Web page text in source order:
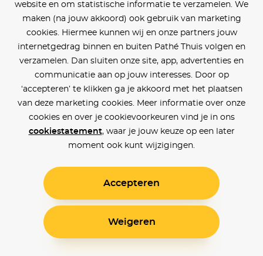
website en om statistische informatie te verzamelen. We
maken (na jouw akkoord) ook gebruik van marketing
cookies. Hiermee kunnen wij en onze partners jouw
internetgedrag binnen en buiten Pathé Thuis volgen en
verzamelen. Dan sluiten onze site, app, advertenties en
communicatie aan op jouw interesses. Door op
‘accepteren’ te klikken ga je akkoord met het plaatsen
van deze marketing cookies. Meer informatie over onze
cookies en over je cookievoorkeuren vind je in ons
cookiestatement, waar je jouw keuze op een later
moment ook kunt wijzigingen.
Accepteren
Weigeren